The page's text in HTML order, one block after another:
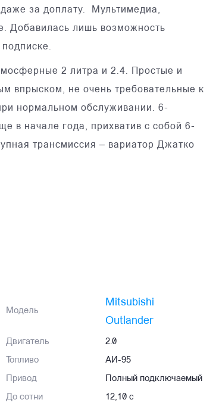
за доплату. Мультимедиа,
Добавилась лишь возможность
2 литра и 2.4. Простые и
впрыском, не очень требовательные к
нормальном обслуживании. 6-
в начале года, прихватив с собой 6-
трансмиссия – вариатор Джатко
Модель
Mitsubishi
Outlander
Двигатель 2.0
Топливо АИ-95
Привод Полный подключаемый
До сотни 12,10 с